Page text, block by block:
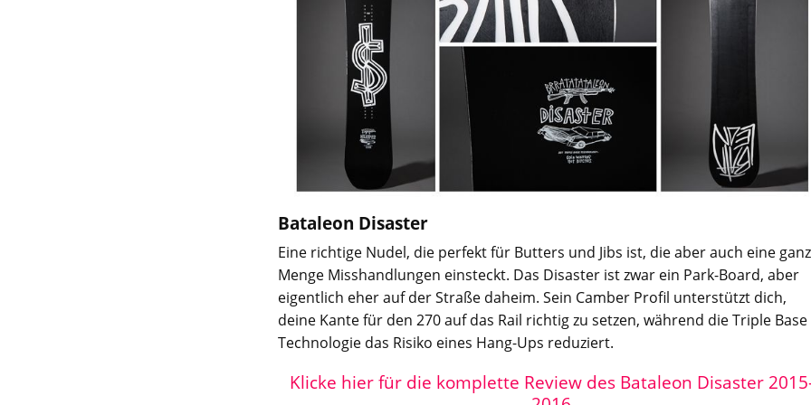
Bataleon Disaster
Eine richtige Nudel, die perfekt für Butters und Jibs ist, die aber auch eine
Menge Misshandlungen einsteckt. Das Disaster ist zwar ein Park-Board, aber
eigentlich eher auf der Straße daheim. Sein Camber Profil unterstützt dich,
deine Kante für den 270 auf das Rail richtig zu setzen, während die Triple Base
Technologie das Risiko eines Hang-Ups reduziert.
Klicke hier für die komplette Review des Bataleon Disaster